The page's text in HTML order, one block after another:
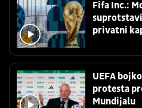
Fifa Inc.:
privatni
UEFA
protesta
Mundijalu